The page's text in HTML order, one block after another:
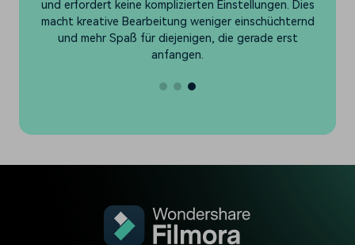
nahtlos aus. Mein Publikum konnte den Unterschied
nicht einmal erkennen. Ehrlich gesagt fühlt es sich an,
als hätte ich über Nacht eine ganze Redaktion.